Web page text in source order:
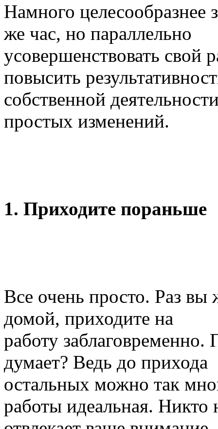
Намного целесообразнее
же час, но параллельно
усовершенствовать свой
повысить
собственной
простых изменений.
1. Приходите пораньше
Все очень просто. Раз вы
домой, приходите на
работу
думает? Ведь до прихода
остальных можно так
работы идеальная. Никто